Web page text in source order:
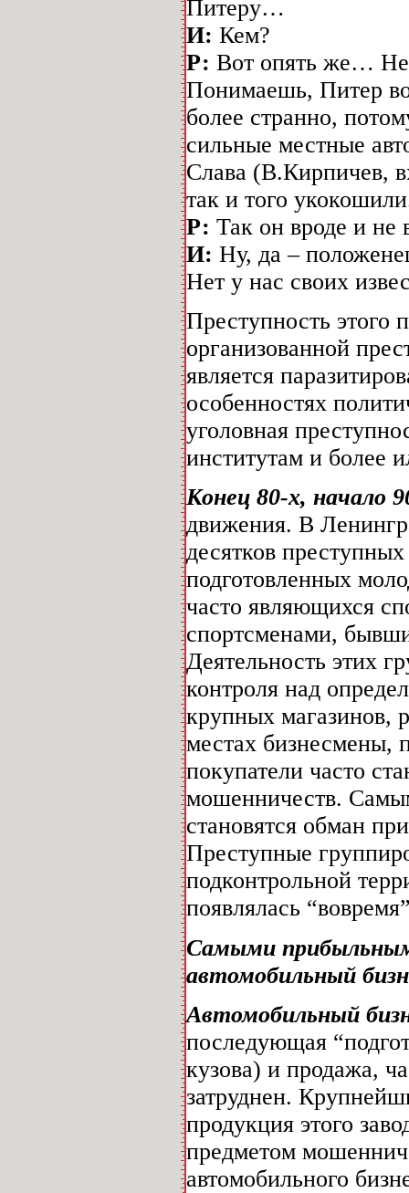
Питеру…
И: Кем?
Р: Вот опять же…
Понимаешь, Питер
более странно,
сильные местные
Слава (В.Кирпичев,
так и того
Р: Так он вроде и
И: Ну, да –
Нет у нас своих
Преступность этого
организованной
является
особенностях
уголовная
институтам и более
Конец 80-х, начало
движения. В
десятков
подготовленных
часто являющихся
спортсменами,
Деятельность этих
контроля над
крупных магазинов,
местах бизнесмены,
покупатели часто
мошенничеств.
становятся обман
Преступные
подконтрольной
появлялась
Самыми
автомобильный
Автомобильный
последующая
кузова) и продажа,
затруднен.
продукция этого
предметом
автомобильного